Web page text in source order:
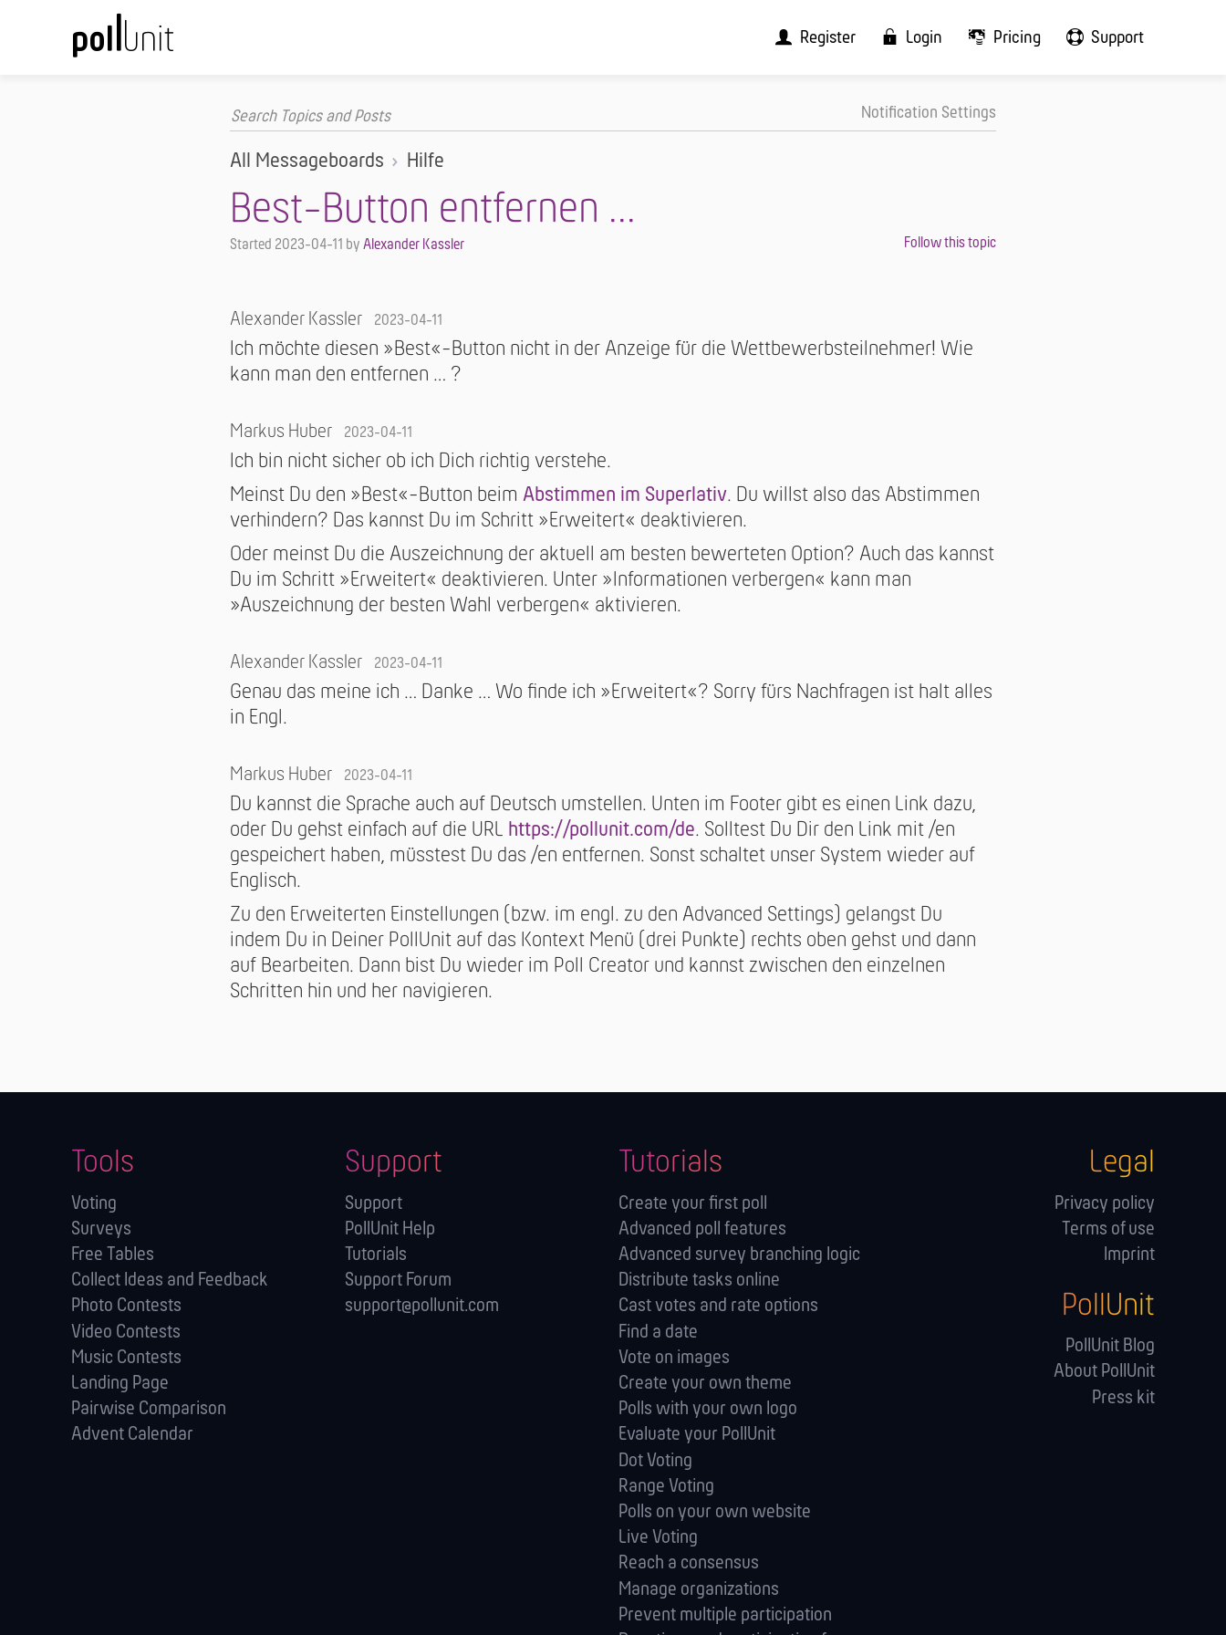
Register Login Pricing Support
Notification Settings
All Messageboards Hilfe
Best-Button entfernen ...
Started 2023-04-11 by Alexander Kassler
Alexander Kassler 2023-04-11
Ich möchte diesen »Best«-Button nicht in der Anzeige für die Wettbewerbsteilnehmer! Wie
kann man den entfernen … ?
Markus Huber 2023-04-11
Ich bin nicht sicher ob ich Dich richtig verstehe.
Meinst Du den »Best«-Button beim Abstimmen im Superlativ. Du willst also das Abstimmen
verhindern? Das kannst Du im Schritt »Erweitert« deaktivieren.
Oder meinst Du die Auszeichnung der aktuell am besten bewerteten Option? Auch das kannst
Du im Schritt »Erweitert« deaktivieren. Unter »Informationen verbergen« kann man
»Auszeichnung der besten Wahl verbergen« aktivieren.
Alexander Kassler 2023-04-11
Genau das meine ich … Danke … Wo finde ich »Erweitert«? Sorry fürs Nachfragen ist halt alles
in Engl.
Markus Huber 2023-04-11
Du kannst die Sprache auch auf Deutsch umstellen. Unten im Footer gibt es einen Link dazu,
oder Du gehst einfach auf die URL https://pollunit.com/de. Solltest Du Dir den Link mit /en
gespeichert haben, müsstest Du das /en entfernen. Sonst schaltet unser System wieder auf
Englisch.
Zu den Erweiterten Einstellungen (bzw. im engl. zu den Advanced Settings) gelangst Du
indem Du in Deiner PollUnit auf das Kontext Menü (drei Punkte) rechts oben gehst und dann
auf Bearbeiten. Dann bist Du wieder im Poll Creator und kannst zwischen den einzelnen
Schritten hin und her navigieren.
Tools
Voting
Surveys
Free Tables
Collect Ideas and Feedback
Photo Contests
Video Contests
Music Contests
Landing Page
Pairwise Comparison
Advent Calendar
Support
Support
PollUnit Help
Tutorials
Support Forum
support@pollunit.com
Tutorials
Create your first poll
Advanced poll features
Advanced survey branching logic
Distribute tasks online
Cast votes and rate options
Find a date
Vote on images
Create your own theme
Polls with your own logo
Evaluate your PollUnit
Dot Voting
Range Voting
Polls on your own website
Live Voting
Reach a consensus
Manage orga­nizations
Prevent multiple participation
Legal
Privacy policy
Terms of use
Imprint
PollUnit
PollUnit Blog
About PollUnit
Press kit